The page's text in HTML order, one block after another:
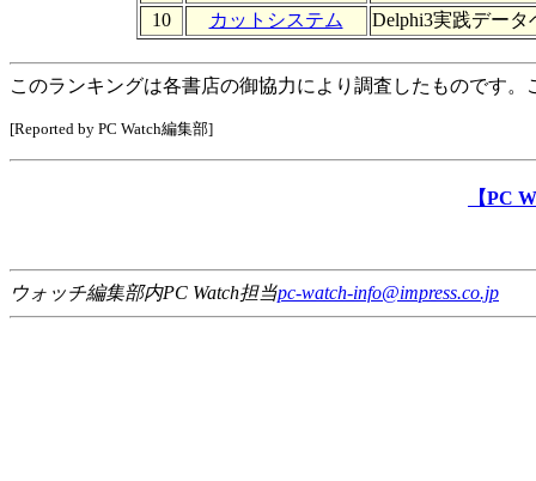
10
カットシステム Delphi3実践デー
このランキングは各書店の御協力により調査したものです
[Reported by PC Watch編集部]
【PC
ウォッチ編集部内PC Watch担当pc-watch-info@impress.co.jp